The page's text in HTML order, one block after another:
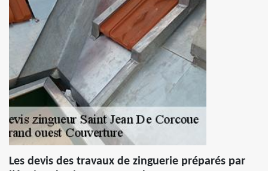
Les devis des travaux de zinguerie préparés par